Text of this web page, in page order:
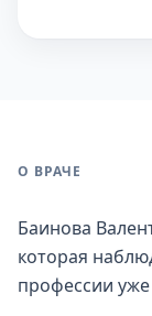
О ВРАЧЕ
Баинова
которая
профессии